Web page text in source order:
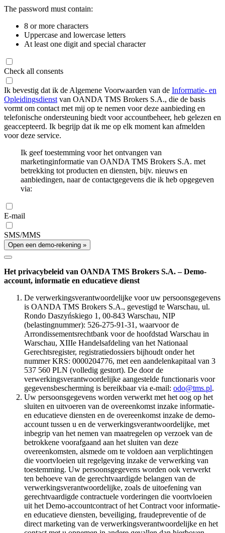
The password must contain:
8 or more characters
Uppercase and lowercase letters
At least one digit and special character
Check all consents
Ik bevestig dat ik de Algemene Voorwaarden van de Informatie- en
Opleidingsdienst van OANDA TMS Brokers S.A., die de basis
vormt om contact met mij op te nemen voor deze aanbieding en
telefonische ondersteuning biedt voor accountbeheer, heb gelezen en
geaccepteerd. Ik begrijp dat ik me op elk moment kan afmelden
voor deze service.
Ik geef toestemming voor het ontvangen van
marketinginformatie van OANDA TMS Brokers S.A. met
betrekking tot producten en diensten, bijv. nieuws en
aanbiedingen, naar de contactgegevens die ik heb opgegeven
via:
E-mail
SMS/MMS
Open een demo-rekening »
Het privacybeleid van OANDA TMS Brokers S.A. – Demo-
account, informatie en educatieve dienst
De verwerkingsverantwoordelijke voor uw persoonsgegevens
is OANDA TMS Brokers S.A., gevestigd te Warschau, ul.
Rondo Daszyńskiego 1, 00-843 Warschau, NIP
(belastingnummer): 526-275-91-31, waarvoor de
Arrondissementsrechtbank voor de hoofdstad Warschau in
Warschau, XIIIe Handelsafdeling van het Nationaal
Gerechtsregister, registratiedossiers bijhoudt onder het
nummer KRS: 0000204776, met een aandelenkapitaal van 3
537 560 PLN (volledig gestort). De door de
verwerkingsverantwoordelijke aangestelde functionaris voor
gegevensbescherming is bereikbaar via e-mail: odo@tms.pl.
Uw persoonsgegevens worden verwerkt met het oog op het
sluiten en uitvoeren van de overeenkomst inzake informatie-
en educatieve diensten en de overeenkomst inzake de demo-
account tussen u en de verwerkingsverantwoordelijke, met
inbegrip van het nemen van maatregelen op verzoek van de
betrokkene voorafgaand aan het sluiten van deze
overeenkomsten, alsmede om te voldoen aan verplichtingen
die voortvloeien uit regelgeving inzake de verwerking van
toestemming. Uw persoonsgegevens worden ook verwerkt
ten behoeve van de gerechtvaardigde belangen van de
verwerkingsverantwoordelijke, zoals de uitoefening van
gerechtvaardigde contractuele vorderingen die voortvloeien
uit het Demo-accountcontract of het Contract voor informatie-
en educatieve diensten, beveiliging, fraudepreventie of de
direct marketing van de verwerkingsverantwoordelijke en het